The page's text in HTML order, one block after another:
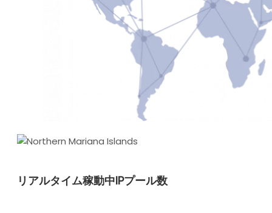
リアルタイム稼動中IPプール数